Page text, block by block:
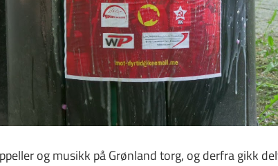
og musikk på Grønland torg, og derfra gikk